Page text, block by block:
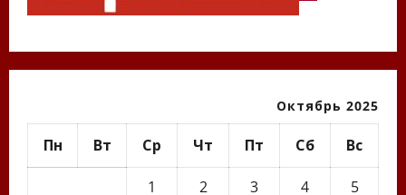
Октябрь 2025
Пн Вт Ср Чт Пт Сб Вс
1 2 3 4
5